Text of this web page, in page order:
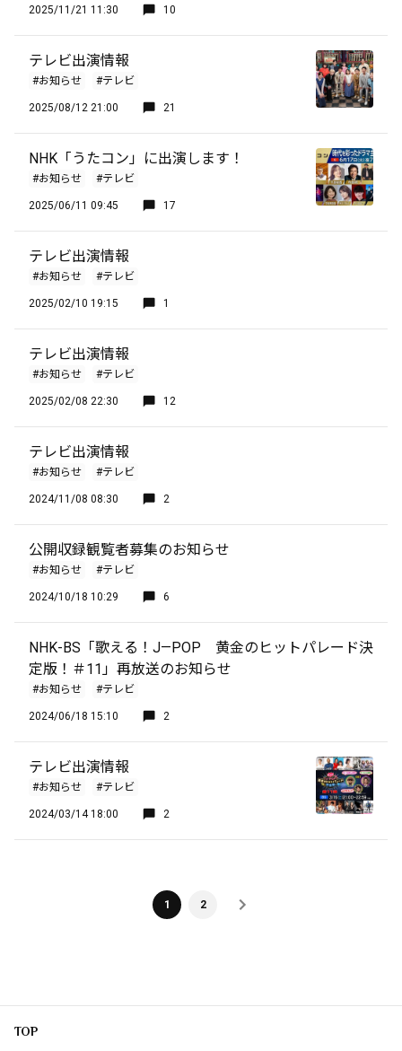
2025/11/21 11:30 10
テレビ出演情報
#お知らせ #テレビ
2025/08/12 21:00 21
NHK「うたコン」に出演します！
#お知らせ #テレビ
2025/06/11 09:45 17
テレビ出演情報
#お知らせ #テレビ
2025/02/10 19:15 1
テレビ出演情報
#お知らせ #テレビ
2025/02/08 22:30 12
テレビ出演情報
#お知らせ #テレビ
2024/11/08 08:30 2
公開収録観覧者募集のお知らせ
#お知らせ #テレビ
2024/10/18 10:29 6
NHK-BS「歌える！J—POP 黄金のヒットパレード決
定版！＃11」再放送のお知らせ
#お知らせ #テレビ
2024/06/18 15:10 2
テレビ出演情報
#お知らせ #テレビ
2024/03/14 18:00 2
1 2
TOP